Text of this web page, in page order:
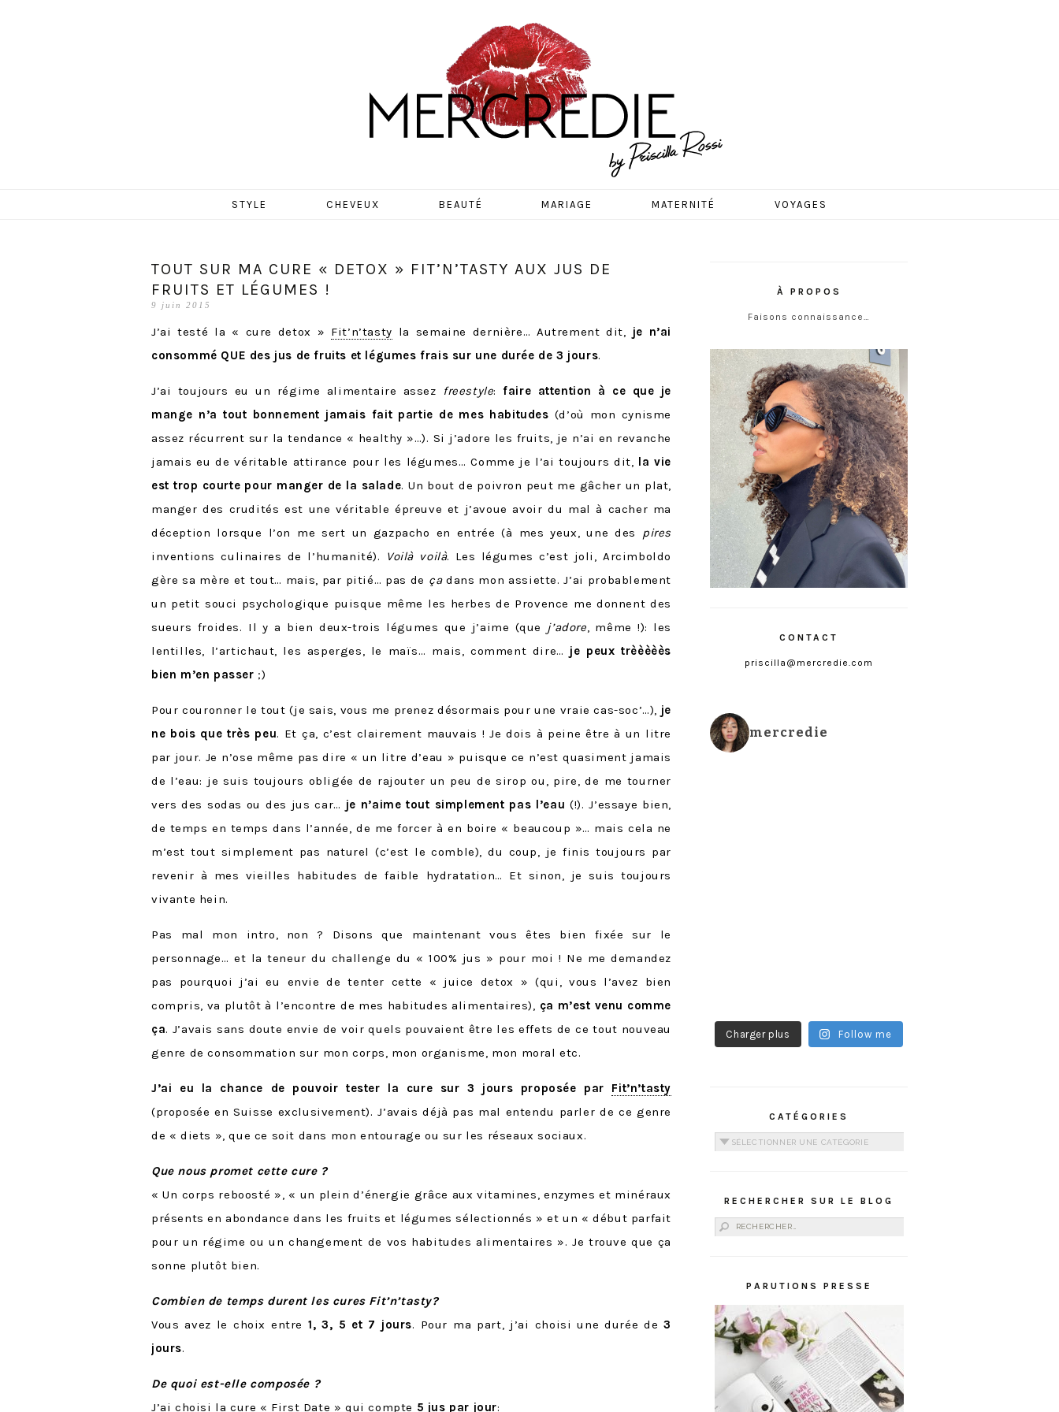
MERCREDIE
STYLE CHEVEUX BEAUTÉ MARIAGE MATERNITÉ VOYAGES
TOUT SUR MA CURE « DETOX » FIT’N’TASTY AUX JUS DE
FRUITS ET LÉGUMES !
9 juin 2015
J’ai testé la « cure detox » Fit’n’tasty la semaine dernière… Autrement dit, je n’ai
consommé QUE des jus de fruits et légumes frais sur une durée de 3 jours.
J’ai toujours eu un régime alimentaire assez freestyle: faire attention à ce que je
mange n’a tout bonnement jamais fait partie de mes habitudes (d’où mon cynisme
assez récurrent sur la tendance « healthy »…). Si j’adore les fruits, je n’ai en revanche
jamais eu de véritable attirance pour les légumes… Comme je l’ai toujours dit, la vie
est trop courte pour manger de la salade. Un bout de poivron peut me gâcher un plat,
manger des crudités est une véritable épreuve et j’avoue avoir du mal à cacher ma
déception lorsque l’on me sert un gazpacho en entrée (à mes yeux, une des pires
inventions culinaires de l’humanité).
Voilà voilà. Les légumes c’est joli, Arcimboldo
gère sa mère et tout… mais, par pitié… pas de çadans mon assiette. J’ai probablement
un petit souci psychologique puisque même les herbes de Provence me donnent des
sueurs froides. Il y a bien deux-trois légumes que j’aime (que j’adore, même !): les
lentilles, l’artichaut, les asperges, le maïs… mais, comment dire… je peux trèèèèès
bien m’en passer ;)
Pour couronner le tout (je sais, vous me prenez désormais pour une vraie cas-soc’…), je
ne bois que très peu. Et ça, c’est clairement mauvais ! Je dois à peine être à un litre
par jour. Je n’ose même pas dire « un litre d’eau » puisque ce n’est quasiment jamais
de l’eau: je suis toujours obligée de rajouter un peu de sirop ou, pire, de me tourner
vers des sodas ou des jus car… je n’aime tout simplement pas l’eau (!). J’essaye bien,
de temps en temps dans l’année, de me forcer à en boire « beaucoup »… mais cela ne
m’est tout simplement pas naturel (c’est le comble), du coup, je finis toujours par
revenir à mes vieilles habitudes de faible hydratation… Et sinon, je suis toujours
vivante hein.
Pas mal mon intro, non ? Disons que maintenant vous êtes bien fixée sur le
personnage… et la teneur du challenge du « 100% jus » pour moi ! Ne me demandez
pas pourquoi j’ai eu envie de tenter cette « juice detox » (qui, vous l’avez bien
compris, va plutôt à l’encontre de mes habitudes alimentaires), ça m’est venu comme
ça. J’avais sans doute envie de voir quels pouvaient être les effets de ce tout nouveau
genre de consommation sur mon corps, mon organisme, mon moral etc.
J’ai eu la chance de pouvoir tester la cure sur 3 jours proposée par Fit’n’tasty
(proposée en Suisse exclusivement). J’avais déjà pas mal entendu parler de ce genre
de « diets », que ce soit dans mon entourage ou sur les réseaux sociaux.
Que nous promet cette cure ?
« Un corps reboosté », « un plein d’énergie grâce aux vitamines, enzymes et minéraux
présents en abondance dans les fruits et légumes sélectionnés » et un « début parfait
pour un régime ou un changement de vos habitudes alimentaires ». Je trouve que ça
sonne plutôt bien.
Combien de temps durent les cures Fit’n’tasty?
Vous avez le choix entre1, 3, 5 et 7 jours. Pour ma part, j’ai choisi une durée de3
jours.
De quoi est-elle composée ?
J’ai choisi la cure « First Date » qui compte 5 jus par jour:
À PROPOS
Faisons connaissance…
CONTACT
priscilla@mercredie.com
mercredie
Charger plus Follow me
CATÉGORIES
Catégories
RECHERCHER SUR LE BLOG
Rechercher :
PARUTIONS PRESSE